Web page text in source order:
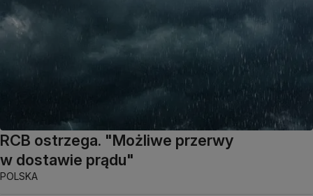
RCB ostrzega. "Możliwe przerwy
w dostawie prądu"
POLSKA